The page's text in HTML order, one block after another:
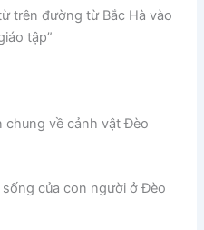
trên đường từ Bắc Hà vào
tập”
chung về cảnh vật Đèo
của con người ở Đèo